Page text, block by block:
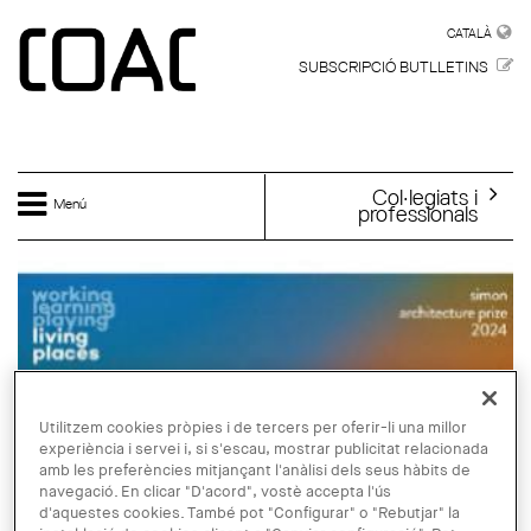
CATALÀ
SUBSCRIPCIÓ BUTLLETINS
Menú Col·legiats i
professionals
Utilitzem cookies pròpies i de tercers per oferir-li una millor
experiència i servei i, si s'escau, mostrar publicitat relacionada
amb les preferències mitjançant l'anàlisi dels seus hàbits de
navegació. En clicar "D'acord", vostè accepta l'ús
d'aquestes cookies. També pot "Configurar" o "Rebutjar" la